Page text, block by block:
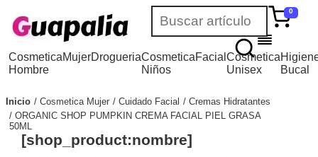
0
Cosmetica
Hombre
MujerDrogueriaCosmetica
Niños
FacialCosmetica
Unisex
Bucal
Inicio Cosmetica Mujer Cuidado Facial
Cremas Hidratantes
ORGANIC SHOP PUMPKIN CREMA FACIAL PIEL GRASA
50ML
[shop_product:nombre]